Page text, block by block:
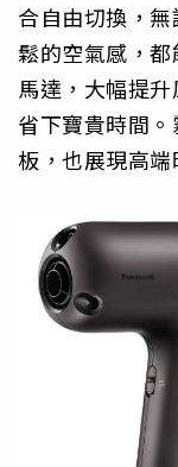
合自由切換，
鬆的空氣感，
馬達，大幅提
省下寶貴時間
板，也展現高端